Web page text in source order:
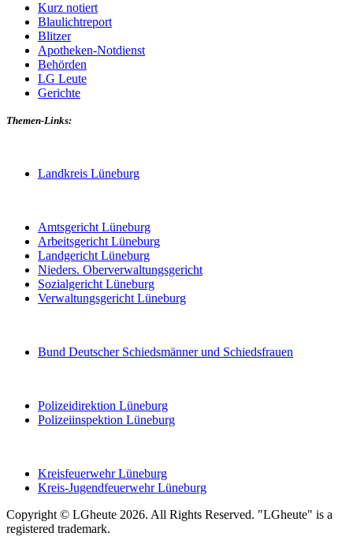
Kurz notiert
Blaulichtreport
Blitzer
Apotheken-Notdienst
Behörden
LG Leute
Gerichte
Themen-Links:
Landkreis Lüneburg
Amtsgericht Lüneburg
Arbeitsgericht Lüneburg
Landgericht Lüneburg
Nieders. Oberverwaltungsgericht
Sozialgericht Lüneburg
Verwaltungsgericht Lüneburg
Bund Deutscher Schiedsmänner und Schiedsfrauen
Polizeidirektion Lüneburg
Polizeiinspektion Lüneburg
Kreisfeuerwehr Lüneburg
Kreis-Jugendfeuerwehr Lüneburg
Copyright © LGheute 2026. All Rights Reserved. "LGheute" is a
registered trademark.